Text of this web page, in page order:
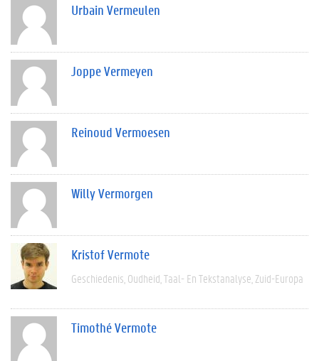
Urbain Vermeulen
Joppe Vermeyen
Reinoud Vermoesen
Willy Vermorgen
Kristof Vermote
Geschiedenis Oudheid Taal- En Tekstanalyse Zuid-Europa
Timothé Vermote